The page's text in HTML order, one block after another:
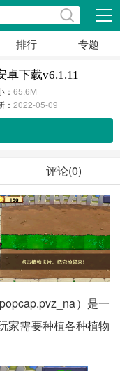
展开
排行 专题
卓下载v6.1.11
：65.6M
：2022-05-09
评论(0)
）是一
家需要种植各种植物